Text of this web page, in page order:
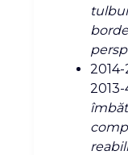
2014-
2013-